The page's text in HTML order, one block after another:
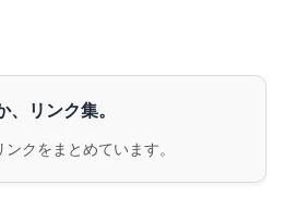
リンク集。
クをまとめています。